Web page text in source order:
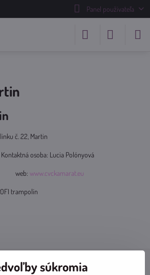
Panel používateľa
č. 22, Martin
osoba: Lucia Polónyová
web: www.cvckamarat.eu
trampolín
súkromia